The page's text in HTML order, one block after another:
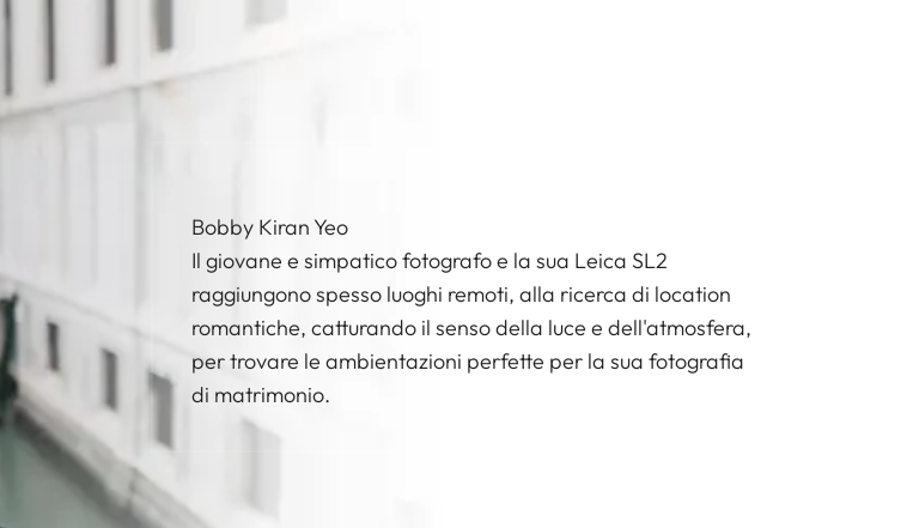
Bobby Kiran Yeo
Il giovane e simpatico fotografo e la sua Leica SL2
raggiungono spesso luoghi remoti, alla ricerca di location
romantiche, catturando il senso della luce e dell'atmosfera,
per trovare le ambientazioni perfette per la sua fotografia
di matrimonio.